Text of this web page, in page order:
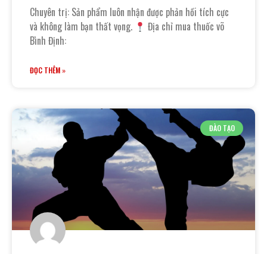
Chuyên trị: Sản phẩm luôn nhận được phản hồi tích cực
và không làm bạn thất vọng.
Địa chỉ mua thuốc võ
Bình Định:
ĐỌC THÊM »
ĐÀO TẠO